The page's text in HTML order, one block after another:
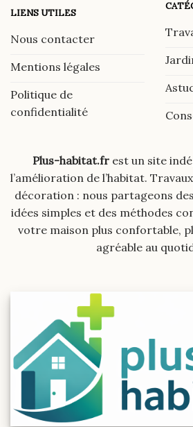
LIENS UTILES
Nous contacter
Mentions légales
Politique de
confidentialité
Plus-habitat.frest un site
l’amélioration de l’habitat.
décoration : nous partageons
idées simples et des méthodes
votre maison plus confortable,
agréable au